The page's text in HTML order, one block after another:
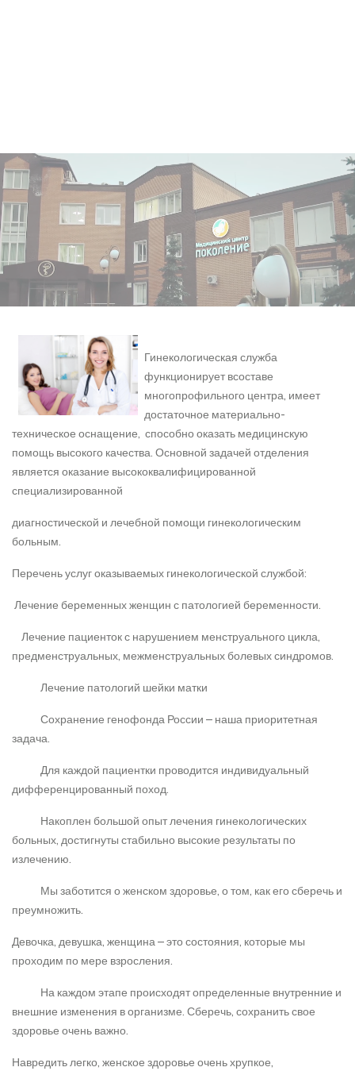
Гинекологическая служба
функционирует всоставе
многопрофильного центра, имеет
достаточное материально-
техническое оснащение, способно оказать медицинскую
помощь высокого качества. Основной задачей отделения
является оказание высококвалифицированной
специализированной
диагностической и лечебной помощи гинекологическим
больным.
Перечень услуг оказываемых гинекологической службой:
Лечение беременных женщин с патологией беременности.
Лечение пациенток с нарушением менструального цикла,
предменструальных, межменструальных болевых синдромов.
Лечение патологий шейки матки
Сохранение генофонда России – наша приоритетная
задача.
Для каждой пациентки проводится индивидуальный
дифференцированный поход.
Накоплен большой опыт лечения гинекологических
больных, достигнуты стабильно высокие результаты по
излечению.
Мы заботится о женском здоровье, о том, как его сберечь и
преумножить.
Девочка, девушка, женщина – это состояния, которые мы
проходим по мере взросления.
На каждом этапе происходят определенные внутренние и
внешние изменения в организме. Сберечь, сохранить свое
здоровье очень важно.
Навредить легко, женское здоровье очень хрупкое,